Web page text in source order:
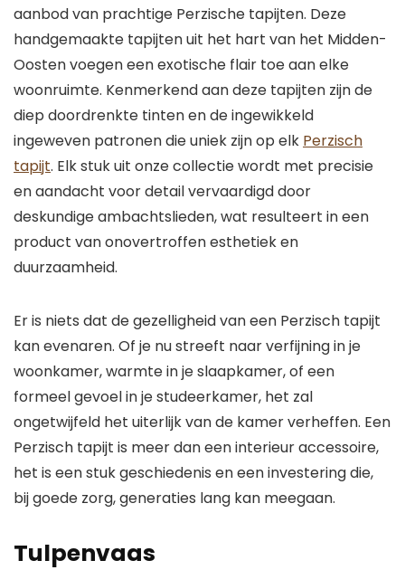
aanbod van prachtige Perzische tapijten. Deze
handgemaakte tapijten uit het hart van het Midden-
Oosten voegen een exotische flair toe aan elke
woonruimte. Kenmerkend aan deze tapijten zijn de
diep doordrenkte tinten en de ingewikkeld
ingeweven patronen die uniek zijn op elk Perzisch
tapijt. Elk stuk uit onze collectie wordt met precisie
en aandacht voor detail vervaardigd door
deskundige ambachtslieden, wat resulteert in een
product van onovertroffen esthetiek en
duurzaamheid.
Er is niets dat de gezelligheid van een Perzisch tapijt
kan evenaren. Of je nu streeft naar verfijning in je
woonkamer, warmte in je slaapkamer, of een
formeel gevoel in je studeerkamer, het zal
ongetwijfeld het uiterlijk van de kamer verheffen. Een
Perzisch tapijt is meer dan een interieur accessoire,
het is een stuk geschiedenis en een investering die,
bij goede zorg, generaties lang kan meegaan.
Tulpenvaas